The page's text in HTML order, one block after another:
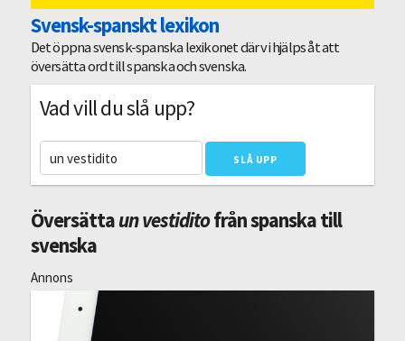
Svensk-spanskt lexikon
Det öppna svensk-spanska lexikonet där vi hjälps åt att
översätta ord till spanska och svenska.
Vad vill du slå upp?
Översättaun vestiditofrån spanska till
svenska
Annons